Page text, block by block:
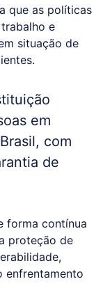
que as políticas
e
situação de
em
com
de
forma contínua
proteção de
enfrentamento